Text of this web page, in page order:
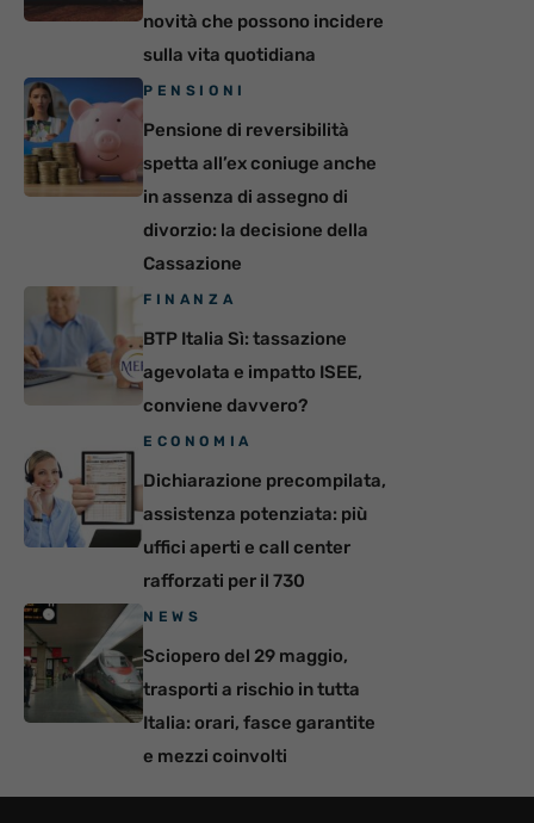
novità che possono incidere
sulla vita quotidiana
PENSIONI
Pensione di reversibilità
spetta all’ex coniuge anche
in assenza di assegno di
divorzio: la decisione della
Cassazione
FINANZA
BTP Italia Sì: tassazione
agevolata e impatto ISEE,
conviene davvero?
ECONOMIA
Dichiarazione precompilata,
assistenza potenziata: più
uffici aperti e call center
rafforzati per il 730
NEWS
Sciopero del 29 maggio,
trasporti a rischio in tutta
Italia: orari, fasce garantite
e mezzi coinvolti